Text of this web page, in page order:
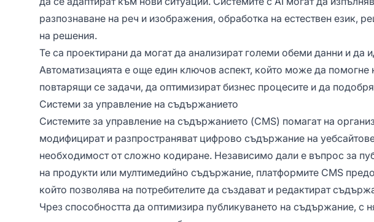
разпознаване на реч и изображения, обработка на естествен език,
на решения.
Те са проектирани да могат да анализират големи обеми данни и да
Автоматизацията е още един ключов аспект, който може да помогне
повтарящи се задачи, да оптимизират бизнес процесите и да
Системи за управление на съдържанието
Системите за управление на съдържанието (CMS) помагат на
модифицират и разпространяват цифрово съдържание на
необходимост от сложно кодиране. Независимо дали е въпрос за
на продукти или мултимедийно съдържание, платформите CMS
който позволява на потребителите да създават и редактират
Чрез способността да оптимизира публикуването на съдържание, с